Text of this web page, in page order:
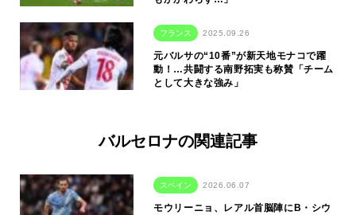
フランス 2025.09.26
元バルサの“10番”が新天地モナコで躍
動！…共闘する南野拓実も称賛「チーム
として大きな強み」
バルセロナの関連記事
スペイン 2026.06.07
モウリーニョ、レアル首脳陣にB・シウ